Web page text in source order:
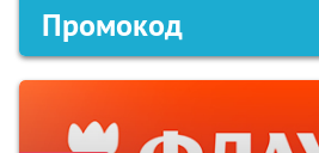
Промокод